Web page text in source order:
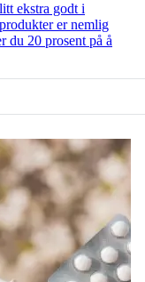
ekstra godt i
er nemlig
du 20 prosent på å